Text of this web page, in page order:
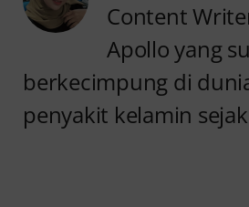
Content
Apollo yang
berkecimpung di
penyakit kelamin
Penyebab